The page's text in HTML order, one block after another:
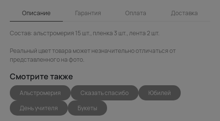
Описание Гарантия Оплата Доставка
Состав: альстромерия 15 шт., пленка 3 шт., лента 2 шт.
Реальный цвет товара может незначительно отличаться от
представленного на фото.
Смотрите также
Альстромерия Сказать спасибо
Юбилей
День учителя
Букеты